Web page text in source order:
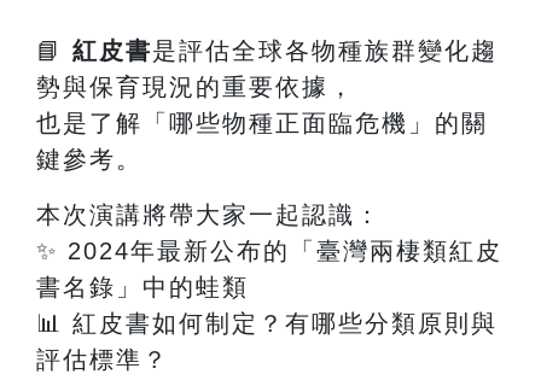
📘 紅皮書是評估全球各物種族群變化趨
勢與保育現況的重要依據，
也是了解「哪些物種正面臨危機」的關
鍵參考。
本次演講將帶大家一起認識：
✨ 2024年最新公布的「臺灣兩棲類紅皮
書名錄」中的蛙類
📊
紅皮書如何制定？有哪些分類原則與
評估標準？